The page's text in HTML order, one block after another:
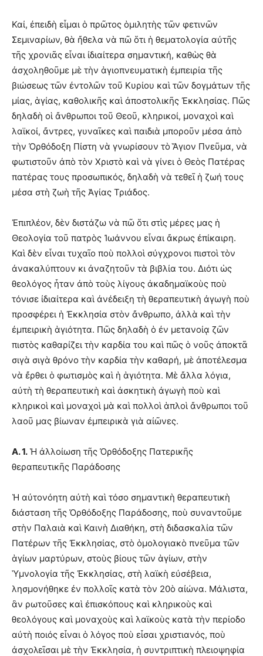
Καί, ἐπειδὴ εἶμαι ὁ πρῶτος ὁμιλητὴς τῶν φετινῶν
Σεμιναρίων, θὰ ἤθελα νὰ πῶ ὅτι ἡ θεματολογία αὐτῆς
τῆς χρονιᾶς εἶναι ἰδιαίτερα σημαντική, καθὼς θὰ
ἀσχοληθοῦμε μὲ τὴν ἁγιοπνευματικὴ ἐμπειρία τῆς
βιώσεως τῶν ἐντολῶν τοῦ Κυρίου καὶ τῶν δογμάτων τῆς
μίας, ἁγίας, καθολικῆς καὶ ἀποστολικῆς Ἐκκλησίας. Πῶς
δηλαδὴ οἱ ἄνθρωποι τοῦ Θεοῦ, κληρικοί, μοναχοὶ καὶ
λαϊκοί, ἄντρες, γυναῖκες καὶ παιδιὰ μποροῦν μέσα ἀπὸ
τὴν Ὀρθόδοξη Πίστη νὰ γνωρίσουν τὸ Ἅγιον Πνεῦμα, νὰ
φωτιστοῦν ἀπὸ τὸν Χριστὸ καὶ νὰ γίνει ὁ Θεὸς Πατέρας
πατέρας τους προσωπικός, δηλαδὴ νὰ τεθεῖ ἡ ζωή τους
μέσα στὴ ζωὴ τῆς Ἁγίας Τριάδος.
Ἐπιπλέον, δὲν διστάζω νὰ πῶ ὅτι στὶς μέρες μας ἡ
Θεολογία τοῦ πατρὸς Ἰωάννου εἶναι ἄκρως ἐπίκαιρη.
Καὶ δὲν εἶναι τυχαῖο ποὺ πολλοὶ σύγχρονοι πιστοὶ τὸν
ἀνακαλύπτουν κι ἀναζητοῦν τὰ βιβλία του. Διότι ὡς
θεολόγος ἦταν ἀπὸ τοὺς λίγους ἀκαδημαϊκοὺς ποὺ
τόνισε ἰδιαίτερα καὶ ἀνέδειξη τὴ θεραπευτικὴ ἀγωγὴ ποὺ
προσφέρει ἡ Ἐκκλησία στὸν ἄνθρωπο, ἀλλὰ καὶ τὴν
ἐμπειρικὴ ἁγιότητα. Πῶς δηλαδὴ ὁ ἐν μετανοίᾳ ζῶν
πιστὸς καθαρίζει τὴν καρδία του καὶ πῶς ὁ νοῦς ἀποκτᾶ
σιγὰ σιγὰ θρόνο τὴν καρδία τὴν καθαρή, μὲ ἀποτέλεσμα
νὰ ἔρθει ὁ φωτισμὸς καὶ ἡ ἁγιότητα. Μὲ ἄλλα λόγια,
αὐτὴ τὴ θεραπευτικὴ καὶ ἀσκητικὴ ἀγωγὴ ποὺ καὶ
κληρικοὶ καὶ μοναχοὶ μὰ καὶ πολλοὶ ἁπλοὶ ἄνθρωποι τοῦ
λαοῦ μας βίωναν ἐμπειρικὰ γιὰ αἰῶνες.
Α. 1. Ἡ ἀλλοίωση τῆς Ὀρθόδοξης Πατερικῆς
θεραπευτικῆς Παράδοσης
Ἡ αὐτονόητη αὐτὴ καὶ τόσο σημαντικὴ θεραπευτικὴ
διάσταση τῆς Ὀρθόδοξης Παράδοσης, ποὺ συναντοῦμε
στὴν Παλαιὰ καὶ Καινὴ Διαθήκη, στὴ διδασκαλία τῶν
Πατέρων τῆς Ἐκκλησίας, στὸ ὁμολογιακὸ πνεῦμα τῶν
ἁγίων μαρτύρων, στοὺς βίους τῶν ἁγίων, στὴν
Ὑμνολογία τῆς Ἐκκλησίας, στὴ λαϊκὴ εὐσέβεια,
λησμονήθηκε ἐν πολλοῖς κατὰ τὸν 20ὸ αἰώνα. Μάλιστα,
ἂν ρωτοῦσες καὶ ἐπισκόπους καὶ κληρικοὺς καὶ
θεολόγους καὶ μοναχοὺς καὶ λαϊκοὺς κατὰ τὴν περίοδο
αὐτὴ ποιός εἶναι ὁ λόγος ποὺ εἶσαι χριστιανός, ποὺ
ἀσχολεῖσαι μὲ τὴν Ἐκκλησία, ἡ συντριπτικὴ πλειοψηφία